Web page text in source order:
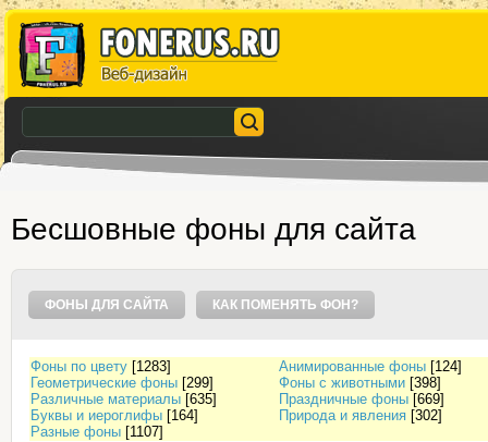
Бесшовные фоны для сайта
ФОНЫ ДЛЯ САЙТА КАК ПОМЕНЯТЬ ФОН?
Фоны по цвету [1283] Анимированные фоны [124]
Геометрические фоны [299] Фоны с животными [398]
Различные материалы [635] Праздничные фоны [669]
Буквы и иероглифы [164] Природа и явления [302]
Разные фоны [1107]